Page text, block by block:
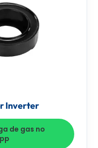
Inverter
de gas no